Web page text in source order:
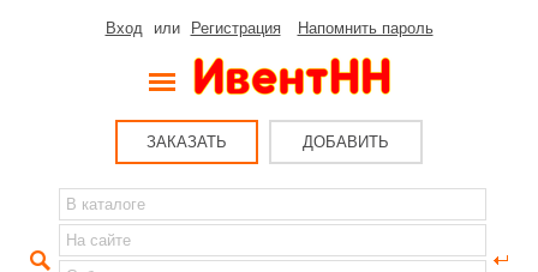
Вход или Регистрация Напомнить пароль
ЗАКАЗАТЬ ДОБАВИТЬ